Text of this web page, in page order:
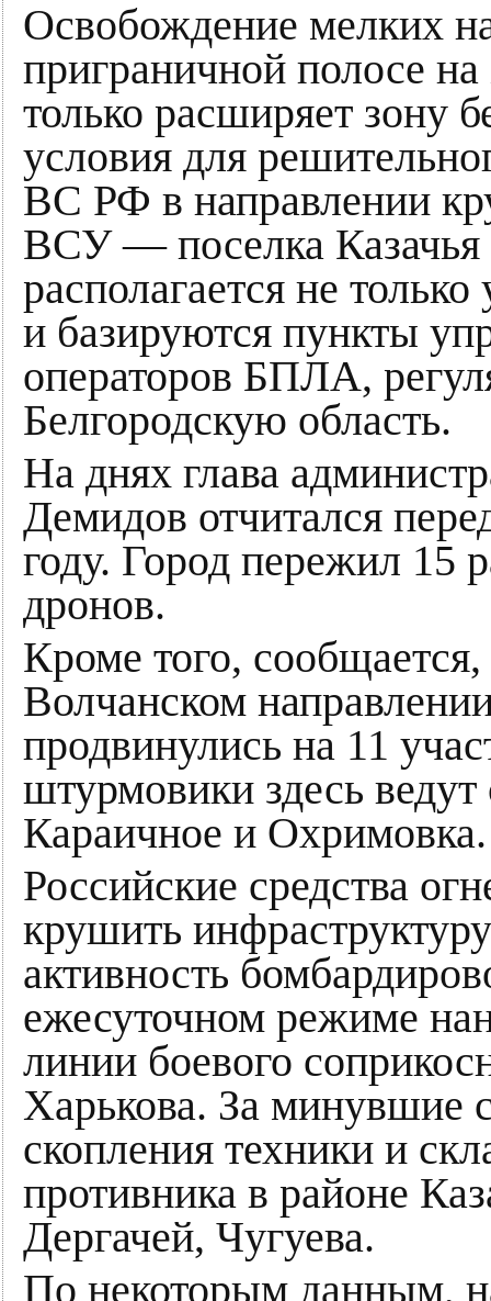
Освобождение мелких
приграничной полосе
только расширяет зону
условия для
ВС РФ в направлении
ВСУ — поселка
располагается не
и базируются пункты
операторов БПЛА,
Белгородскую область.
На днях глава
Демидов отчитался
году. Город пережил 15
дронов.
Кроме того,
Волчанском
продвинулись на 11
штурмовики здесь
Караичное и Охримовка.
Российские средства
крушить
активность
ежесуточном режиме
линии боевого
Харькова. За минувшие
скопления техники и
противника в районе
Дергачей, Чугуева.
По некоторым данным,